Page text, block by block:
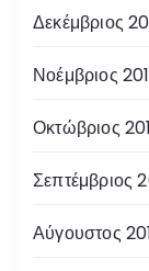
Δεκέμβριος
Νοέμβριος
Οκτώβριος
Σεπτέμβριος
Αύγουστος